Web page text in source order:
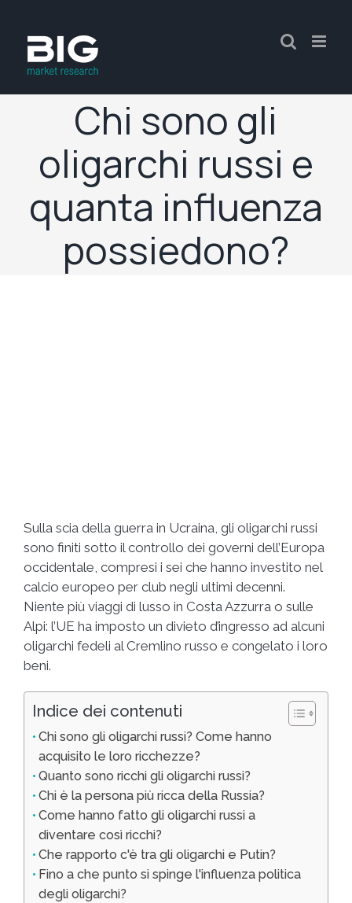
Chi sono gli
oligarchi russi e
quanta influenza
possiedono?
Sulla scia della guerra in Ucraina, gli oligarchi russi
sono finiti sotto il controllo dei governi dell’Europa
occidentale, compresi i sei che hanno investito nel
calcio europeo per club negli ultimi decenni.
Niente più viaggi di lusso in Costa Azzurra o sulle
Alpi: l’UE ha imposto un divieto d’ingresso ad alcuni
oligarchi fedeli al Cremlino russo e congelato i loro
beni.
Indice dei contenuti
Chi sono gli oligarchi russi? Come hanno
acquisito le loro ricchezze?
Quanto sono ricchi gli oligarchi russi?
Chi è la persona più ricca della Russia?
Come hanno fatto gli oligarchi russi a
diventare così ricchi?
Che rapporto c'è tra gli oligarchi e Putin?
Fino a che punto si spinge l'influenza politica
degli oligarchi?